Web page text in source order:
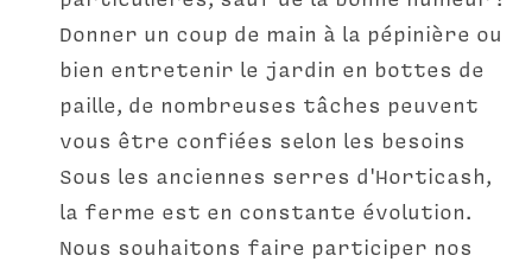
Donner un coup de main à la pépinière ou
bien entretenir le jardin en bottes de
paille, de nombreuses tâches peuvent
vous être confiées selon les besoins
Sous les anciennes serres d'Horticash,
la ferme est en constante évolution.
Nous souhaitons faire participer nos